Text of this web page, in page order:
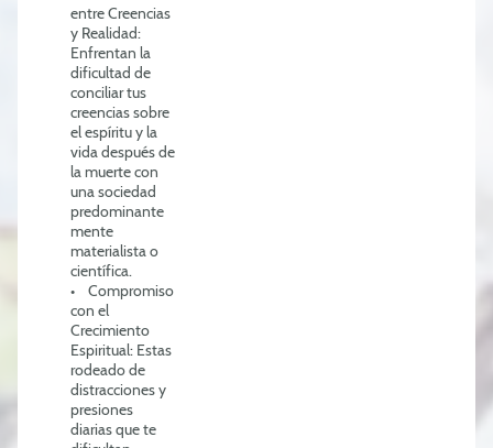
entre Creencias
y Realidad:
Enfrentan la
dificultad de
conciliar tus
creencias sobre
el espíritu y la
vida después de
la muerte con
una sociedad
predominante
mente
materialista o
científica.
• Compromiso
con el
Crecimiento
Espiritual: Estas
rodeado de
distracciones y
presiones
diarias que te